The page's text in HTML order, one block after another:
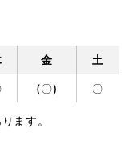
金 土
(〇) 〇
ます。